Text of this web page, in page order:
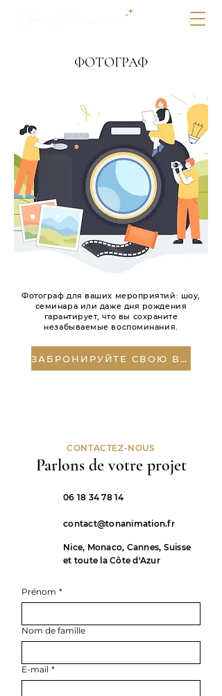
ФОТОГРАФ
Фотограф для ваших мероприятий: шоу,
семинара или даже дня рождения
гарантирует, что вы сохраните
незабываемые воспоминания.
ЗАБРОНИРУЙТЕ СВОЮ ВЕЧЕРИНКУ
CONTACTEZ-NOUS
Parlons de votre projet
06 18 34 78 14
contact@tonanimation.fr
Nice, Monaco, Cannes, Suisse
et toute la Côte d'Azur
Prénom *
Nom de famille
E-mail *